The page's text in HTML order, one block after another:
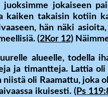
jokaiseen
kaiken takaisin kotiin
hän näki
(2Kor 12)
alueelle, todella
ja timantteja. Lattia
oli Raamattu, joka
ikuisesti. (Ps